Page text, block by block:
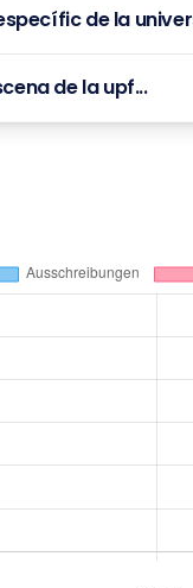
de la
de la upf...